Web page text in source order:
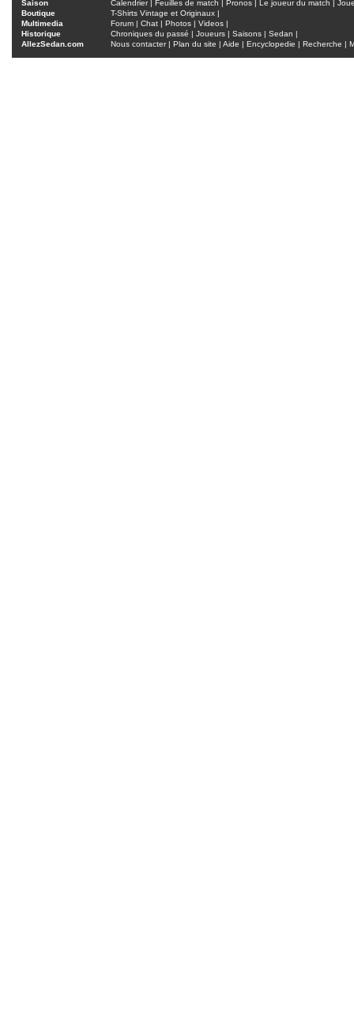
Saison Calendrier| Feuilles de match Pronos Le joueur du match
Boutique
T-Shirts Vintage et Originaux |
Multimedia
Forum | Chat | Photos | Videos |
Historique
Chroniques du passé | Joueurs | Saisons | Sedan |
AllezSedan.com
Nous contacter| Plan du site | Aide | Encyclopedie | Recherche |